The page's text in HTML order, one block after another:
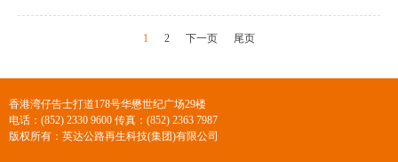
1 2 下一页 尾页
香港湾仔告士打道178号华懋世纪广场29楼
电话：(852) 2330 9600 传真：(852) 2363 7987
版权所有：英达公路再生科技(集团)有限公司